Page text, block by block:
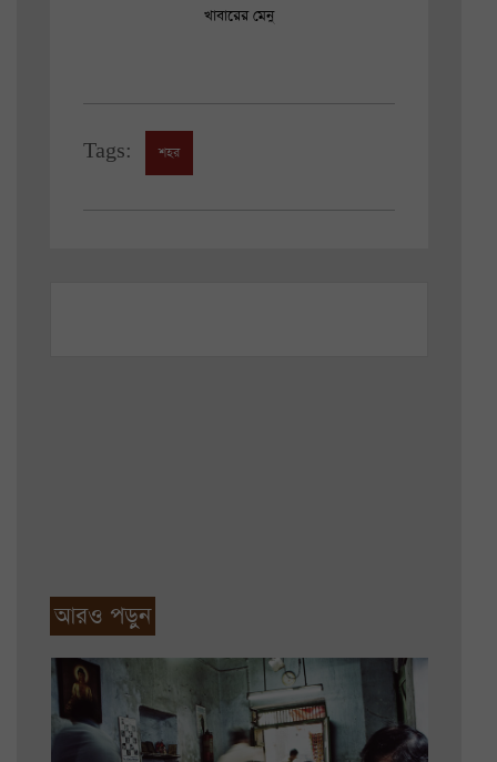
খাবারের মেনু
Tags: শহর
আরও পড়ুন